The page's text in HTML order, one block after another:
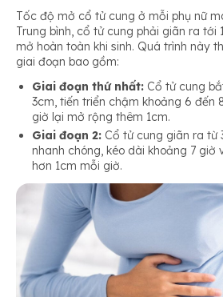
Tốc độ mở cổ tử cung ở mỗi phụ nữ
Trung bình, cổ tử cung phải giãn ra tới
mở hoàn toàn khi sinh. Quá trình này
giai đoạn bao gồm:
Giai đoạn thứ nhất: Cổ tử cung
3cm, tiến triển chậm khoảng 6 đến
giờ lại mở rộng thêm 1cm.
Giai đoạn 2: Cổ tử cung giãn ra từ
nhanh chóng, kéo dài khoảng 7 giờ
hơn 1cm mỗi giờ.